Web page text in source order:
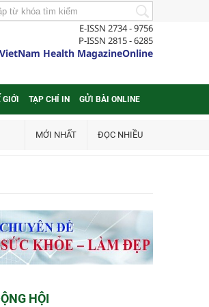
E-ISSN 2734 - 9756
P-ISSN 2815 - 6285
VietNam Health MagazineOnline
GIỚI TẠP CHÍ IN GỬI BÀI ONLINE
MỚI NHẤT ĐỌC NHIỀU
HỘI